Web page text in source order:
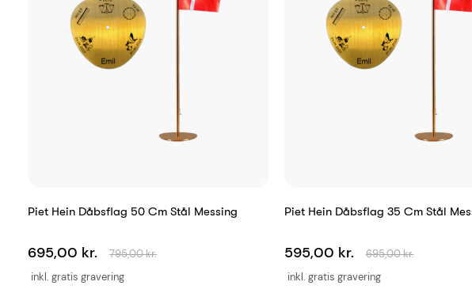
Piet Hein Dåbsflag 50 Cm Stål Messing
inkl. gratis gravering
695,00 kr. 795,00 kr.
Piet Hein Dåbsflag 35 Cm Stål
inkl. gratis gravering
595,00 kr. 695,00 kr.